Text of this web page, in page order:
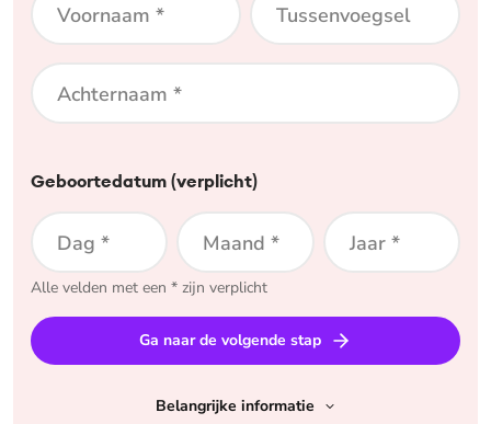
Voornaam * Tussenvoegsel
Achternaam *
Geboortedatum (verplicht)
Dag * Maand * Jaar *
Alle velden met een * zijn verplicht
Ga naar de volgende stap
Belangrijke informatie